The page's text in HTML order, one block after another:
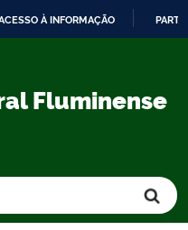
À INFORMAÇÃO
Fluminense